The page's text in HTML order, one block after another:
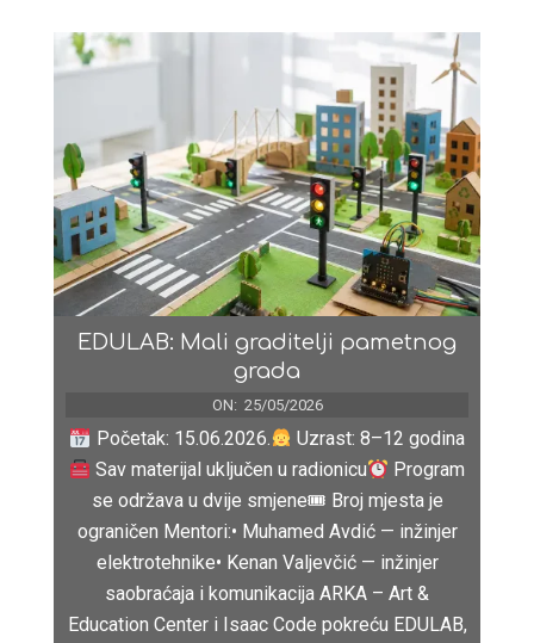
EDULAB: Mali graditelji pametnog
grada
ON: 25/05/2026
Početak: 15.06.2026.
Uzrast: 8–12 godina
Sav materijal uključen u radionicu
Program
se održava u dvije smjene🎟 Broj mjesta je
ograničen Mentori:• Muhamed Avdić — inžinjer
elektrotehnike• Kenan Valjevčić — inžinjer
saobraćaja i komunikacija ARKA – Art &
Education Center i Isaac Code pokreću EDULAB,